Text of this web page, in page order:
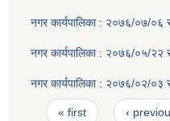
नगर कार्यपालिका : २०७६/०७/
नगर कार्यपालिका : २०७६/०५/
नगर कार्यपालिका : २०७६/०२/
Pages
« first ‹